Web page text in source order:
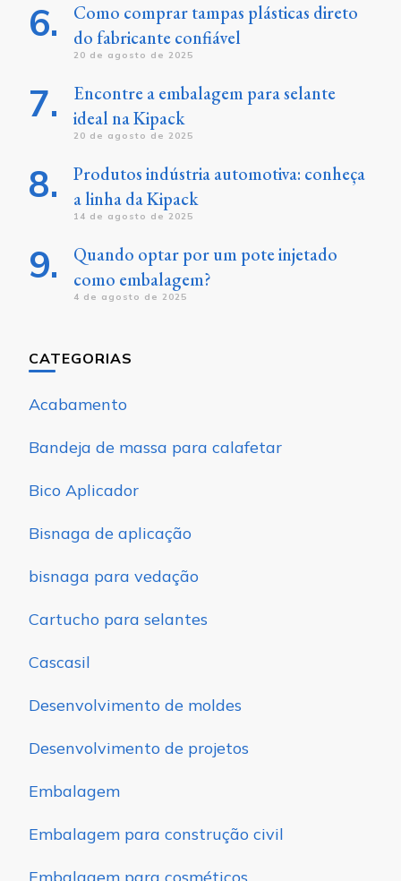
Como comprar tampas plásticas direto
do fabricante confiável
20 de agosto de 2025
Encontre a embalagem para selante
ideal na Kipack
20 de agosto de 2025
Produtos indústria automotiva: conheça
a linha da Kipack
14 de agosto de 2025
Quando optar por um pote injetado
como embalagem?
4 de agosto de 2025
CATEGORIAS
Acabamento
Bandeja de massa para calafetar
Bico Aplicador
Bisnaga de aplicação
bisnaga para vedação
Cartucho para selantes
Cascasil
Desenvolvimento de moldes
Desenvolvimento de projetos
Embalagem
Embalagem para construção civil